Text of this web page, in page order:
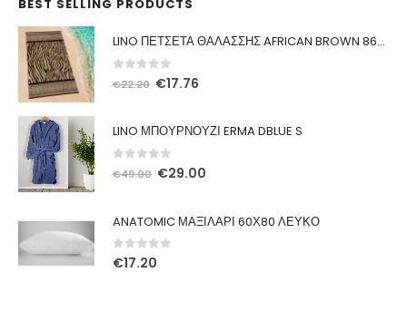
BEST SELLING PRODUCTS
LINO ΠΕΤΣΕΤΑ ΘΑΛΑΣΣΗΣ AFRICAN BROWN 86X160
out of 5
€22.20 Original
€17.76
LINO ΜΠΟΥΡΝΟΥΖΙ ERMA DBLUE S
out of 5
€49.00 Original
€29.00
ANATOMIC ΜΑΞΙΛΑΡΙ 60Χ80 ΛΕΥΚΟ
0out of 5
€17.20